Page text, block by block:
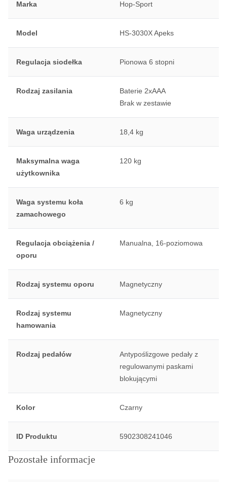
Marka Hop-Sport
Model HS-3030X Apeks
Regulacja siodełka Pionowa 6 stopni
Rodzaj zasilania
Baterie 2xAAA
Brak w zestawie
Waga urządzenia 18,4 kg
Maksymalna waga
użytkownika
120 kg
Waga systemu koła
zamachowego
6 kg
Regulacja obciążenia /
oporu
Manualna, 16-poziomowa
Rodzaj systemu oporu Magnetyczny
Rodzaj systemu
hamowania
Magnetyczny
Rodzaj pedałów
Antypoślizgowe pedały z
regulowanymi paskami
blokującymi
Kolor Czarny
ID Produktu 5902308241046
Pozostałe informacje